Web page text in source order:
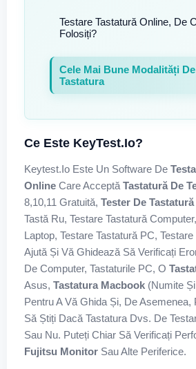
Testare Tastatură Online, De
Folosiți?
Cele Mai Bune Modalități
Tastatura
Ce Este KeyTest.io?
Keytest.io Este Un Software De
Online Care AcceptăTastatură De
8,10,11 Gratuită,Tester De
Tastă Ru, Testare Tastatură
Laptop, Testare Tastatură PC,
Ajută Și Vă Ghidează Să Verificați
De Computer, Tastaturile PC, O
Asus,Tastatura Macbook (numite
Pentru A Vă Ghida Și, De Asemenea,
Să Știți Dacă Tastatura Dvs. De
Sau Nu. Puteți Chiar Să Verificați
Fujitsu Monitor Sau Alte Periferice.